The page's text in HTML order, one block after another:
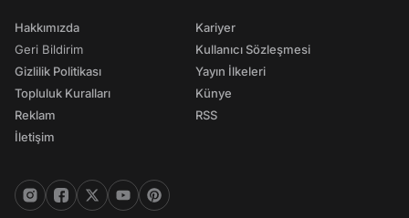
Hakkımızda
Geri Bildirim
Gizlilik Politikası
Topluluk Kuralları
Reklam
İletişim
Kariyer
Kullanıcı Sözleşmesi
Yayın İlkeleri
Künye
RSS